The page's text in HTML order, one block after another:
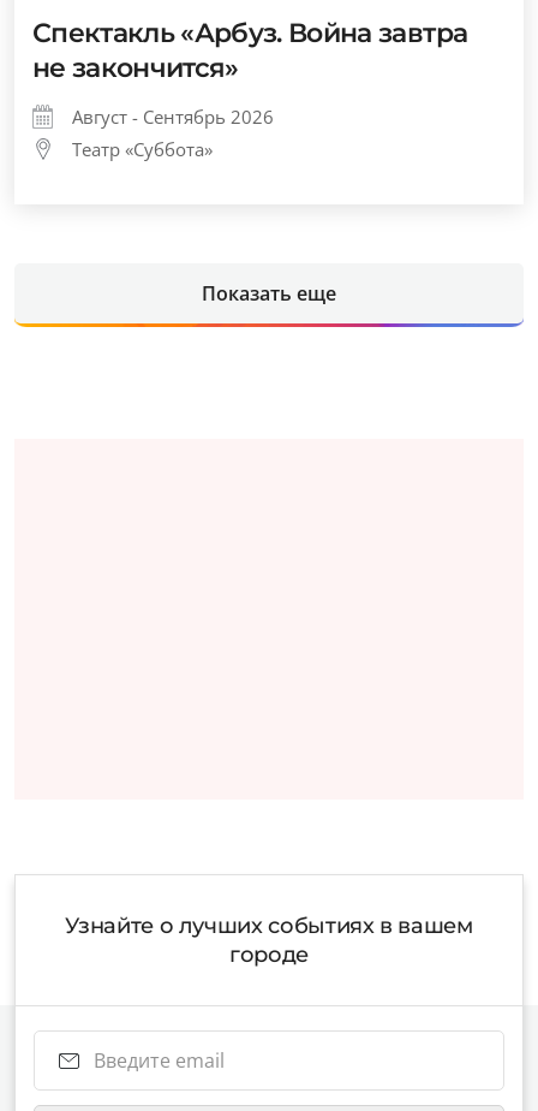
Спектакль «Арбуз. Война завтра
не закончится»
Август - Сентябрь 2026
Театр «Суббота»
Показать еще
Узнайте о лучших событиях в вашем
городе